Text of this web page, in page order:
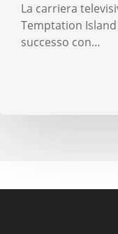
La carriera
Temptation
successo con…